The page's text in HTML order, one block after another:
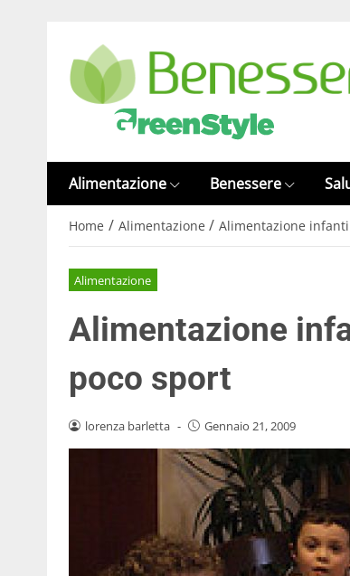
Alimentazione Benessere
Home / Alimentazione / Alimentazione
Alimentazione
Alimentazione
poco sport
lorenza barletta - Gennaio 21, 2009